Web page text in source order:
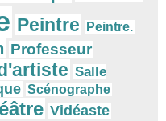
Peintre Peintre.
Professeur
Salle
Scénographe
Vidéaste